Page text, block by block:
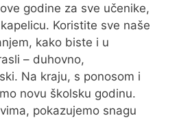
godine za sve učenike,
Koristite sve naše
kako biste i u
– duhovno,
Na kraju, s ponosom i
novu školsku godinu.
pokazujemo snagu